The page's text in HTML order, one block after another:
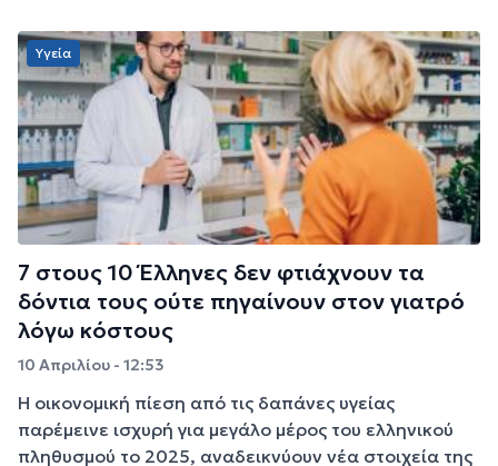
Υγεία
7 στους 10 Έλληνες δεν φτιάχνουν τα
δόντια τους ούτε πηγαίνουν στον γιατρό
λόγω κόστους
10 Απριλίου - 12:53
Η οικονομική πίεση από τις δαπάνες υγείας
παρέμεινε ισχυρή για μεγάλο μέρος του ελληνικού
πληθυσμού το 2025, αναδεικνύουν νέα στοιχεία της